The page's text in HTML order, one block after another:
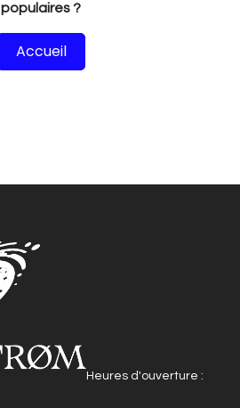
populaires ?
Accueil
Heures d'ouverture :